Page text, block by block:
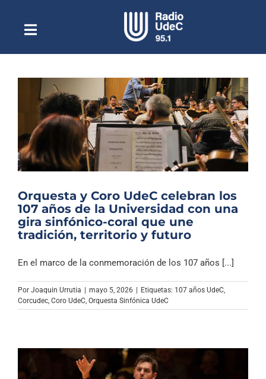
contenidoToggle
NavigationEscuchar Radio UdeC en vivo
Quiénes Somos
Programación
Podcast
Noticias
Columnas
Música Clásica
Orquesta y Coro UdeC celebran los
107 años de la Universidad con una
gira sinfónico-coral que une
tradición, territorio y futuro
En el marco de la conmemoración de los 107 años [...]
Por Joaquin Urrutia | mayo 5, 2026 | Etiquetas: 107 años UdeC
Corcudec Coro UdeC Orquesta Sinfónica UdeC